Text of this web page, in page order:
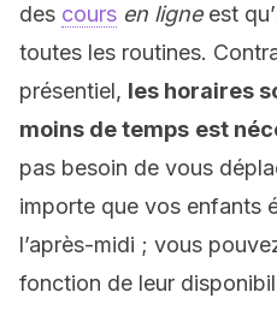
des cours en ligneest
toutes les routines.
présentiel, les horaires
moins de temps est
pas besoin de vous
importe que vos enfants
l’après-midi ; vous
fonction de leur